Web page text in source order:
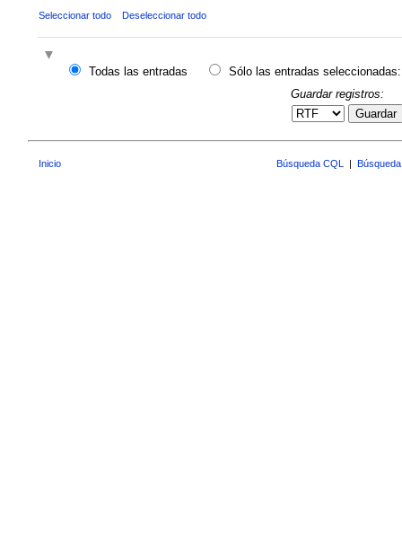
Seleccionar todo Deseleccionar todo
Todas las entradas
Sólo las entradas seleccionadas:
Guardar registros:
Guardar
Inicio Búsqueda CQL